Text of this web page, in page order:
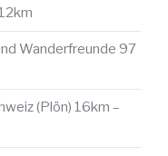
Wanderfreunde 97
(Plön) 16km –